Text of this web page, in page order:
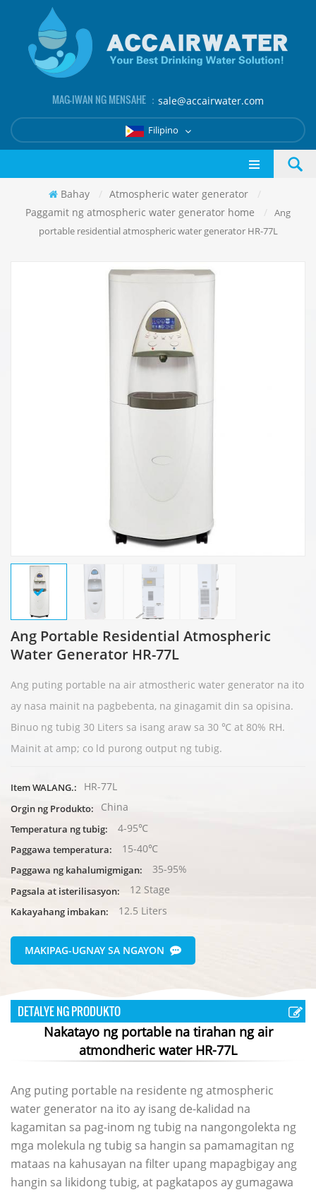
MAG-IWAN NG MENSAHE ： sale@accairwater.com
Filipino
Bahay / Atmospheric water generator
/
Paggamit ng atmospheric water generator home
/
Ang
portable residential atmospheric water generator HR-77L
Ang Portable Residential Atmospheric
Water Generator HR-77L
Ang puting portable na air atmostheric water generator na ito
ay nasa mainit na pagbebenta, na ginagamit din sa opisina.
Binuo ng tubig 30 Liters sa isang araw sa 30 ℃ at 80% RH.
Mainit at amp; co ld purong output ng tubig.
Item WALANG.: HR-77L
Orgin ng Produkto: China
Temperatura ng tubig: 4-95℃
Paggawa temperatura: 15-40℃
Paggawa ng kahalumigmigan: 35-95%
Pagsala at isterilisasyon: 12 Stage
Kakayahang imbakan: 12.5 Liters
MAKIPAG-UGNAY SA NGAYON
DETALYE NG PRODUKTO
Nakatayo ng portable na tirahan ng air
atmondheric water HR-77L
Ang puting portable na residente ng atmospheric
water generator na ito ay isang de-kalidad na
kagamitan sa pag-inom ng tubig na nangongolekta ng
mga molekula ng tubig sa hangin sa pamamagitan ng
mataas na kahusayan na filter upang mapagbigay ang
hangin sa likidong tubig, at pagkatapos ay gumagawa